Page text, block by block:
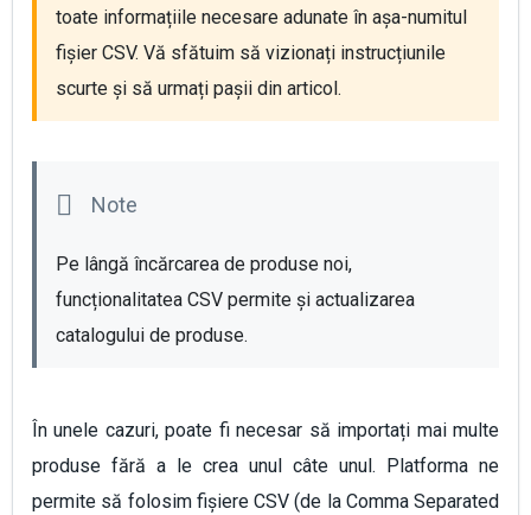
toate informațiile necesare adunate în așa-numitul
fișier CSV. Vă sfătuim să vizionați instrucțiunile
scurte și să urmați pașii din articol.
Pe lângă încărcarea de produse noi,
funcționalitatea CSV permite și actualizarea
catalogului de produse.
În unele cazuri, poate fi necesar să importați mai multe
produse fără a le crea unul câte unul. Platforma ne
permite să folosim fișiere CSV (de la Comma Separated